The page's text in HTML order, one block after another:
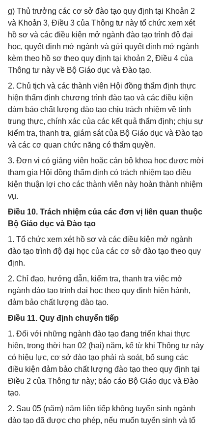
g) Thủ trưởng các cơ sở đào tạo quy định tại Khoản 2
và Khoản 3, Điều 3 của Thông tư này tổ chức xem xét
hồ sơ và các điều kiện mở ngành đào tạo trình độ đại
học, quyết định mở ngành và gửi quyết định mở ngành
kèm theo hồ sơ theo quy định tại khoản 2, Điều 4 của
Thông tư này về Bộ Giáo dục và Đào tạo.
2. Chủ tịch và các thành viên Hội đồng thẩm định thực
hiện thẩm định chương trình đào tạo và các điều kiện
đảm bảo chất lượng đào tạo chịu trách nhiệm về tính
trung thực, chính xác của các kết quả thẩm định; chịu sự
kiểm tra, thanh tra, giám sát của Bộ Giáo dục và Đào tạo
và các cơ quan chức năng có thẩm quyền.
3. Đơn vị có giảng viên hoặc cán bộ khoa học được mời
tham gia Hội đồng thẩm định có trách nhiệm tạo điều
kiện thuận lợi cho các thành viên này hoàn thành nhiệm
vụ.
Điều 10. Trách nhiệm của các đơn vị liên quan thuộc
Bộ Giáo dục và Đào tạo
1. Tổ chức xem xét hồ sơ và các điều kiện mở ngành
đào tạo trình độ đại học của các cơ sở đào tạo theo quy
định.
2. Chỉ đạo, hướng dẫn, kiểm tra, thanh tra việc mở
ngành đào tạo trình đại học theo quy định hiện hành,
đảm bảo chất lượng đào tạo.
Điều 11. Quy định chuyển tiếp
1. Đối với những ngành đào tạo đang triển khai thực
hiện, trong thời hạn 02 (hai) năm, kể từ khi Thông tư này
có hiệu lực, cơ sở đào tạo phải rà soát, bổ sung các
điều kiện đảm bảo chất lượng đào tạo theo quy định tại
Điều 2 của Thông tư này; báo cáo Bộ Giáo dục và Đào
tạo.
2. Sau 05 (năm) năm liên tiếp không tuyển sinh ngành
đào tạo đã được cho phép, nếu muốn tuyển sinh và tổ